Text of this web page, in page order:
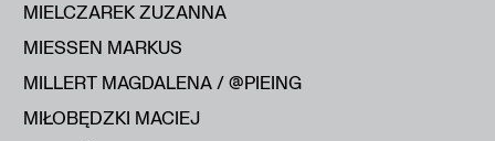
MIELCZAREK ZUZANNA
MIESSEN MARKUS
MILLERT MAGDALENA / @PIEING
MIŁOBĘDZKI MACIEJ